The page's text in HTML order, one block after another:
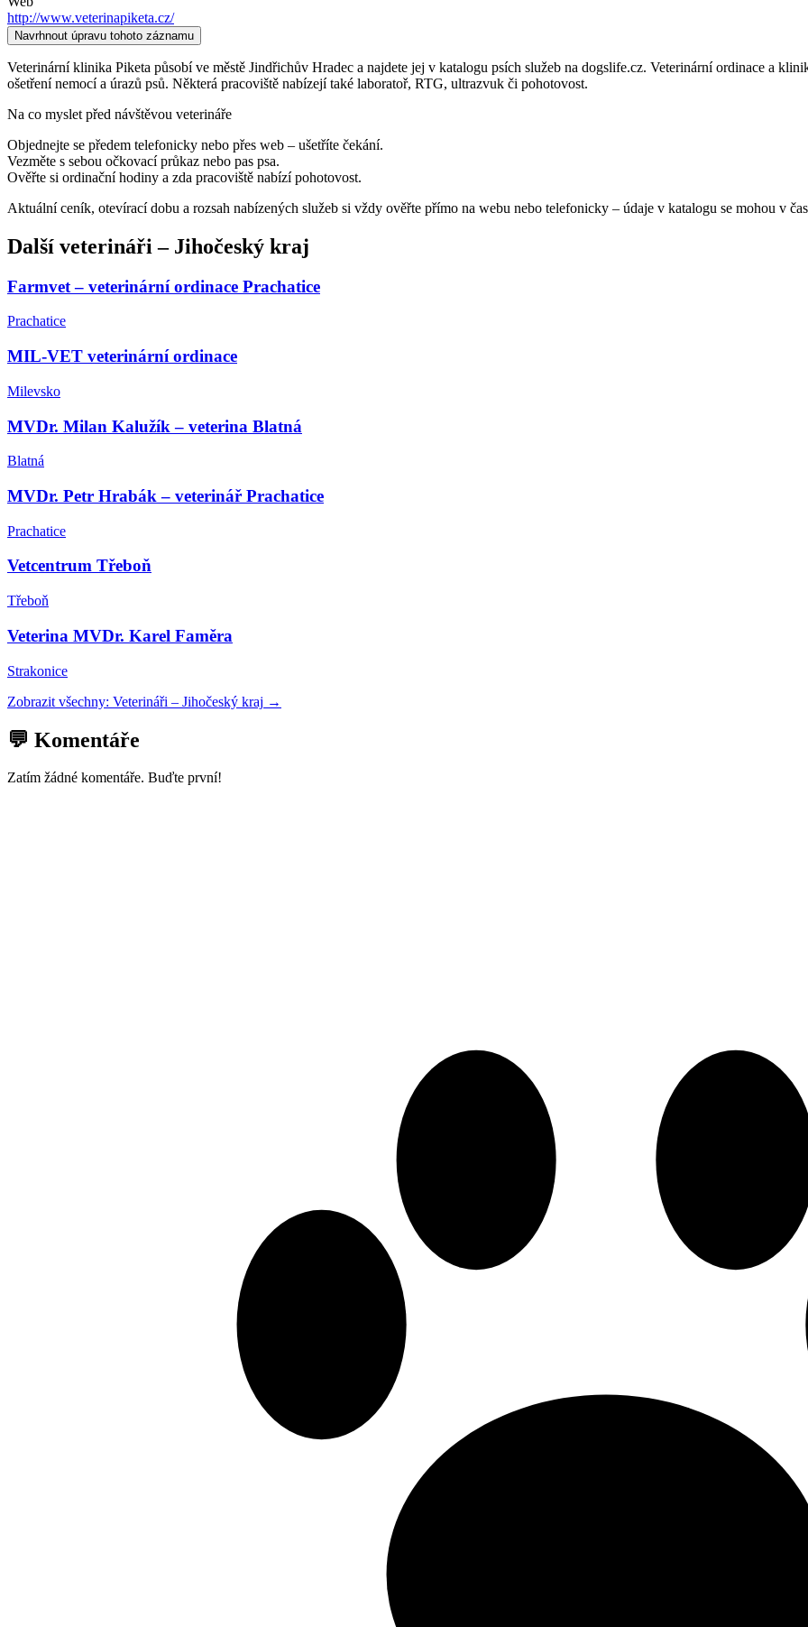
http://www.veterinapiketa.cz/
Navrhnout úpravu tohoto záznamu
Veterinární klinika Piketa působí ve městě Jindřichův Hradec a najdete jej v katalogu psích služeb na dogslife.cz. Veterinární ordinace a
ošetření nemocí a úrazů psů. Některá pracoviště nabízejí také laboratoř, RTG, ultrazvuk či pohotovost.
Na co myslet před návštěvou veterináře
Objednejte se předem telefonicky nebo přes web – ušetříte čekání.
Vezměte s sebou očkovací průkaz nebo pas psa.
Ověřte si ordinační hodiny a zda pracoviště nabízí pohotovost.
Aktuální ceník, otevírací dobu a rozsah nabízených služeb si vždy ověřte přímo na webu nebo telefonicky – údaje v katalogu se mohou v
Další veterináři – Jihočeský kraj
Farmvet – veterinární ordinace Prachatice
Prachatice
MIL-VET veterinární ordinace
Milevsko
MVDr. Milan Kalužík – veterina Blatná
Blatná
MVDr. Petr Hrabák – veterinář Prachatice
Prachatice
Vetcentrum Třeboň
Třeboň
Veterina MVDr. Karel Faměra
Strakonice
Zobrazit všechny: Veterináři – Jihočeský kraj →
💬 Komentáře
Zatím žádné komentáře. Buďte první!